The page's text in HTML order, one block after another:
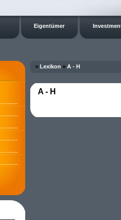
Eigentümer
» Lexikon » A - H
A - H